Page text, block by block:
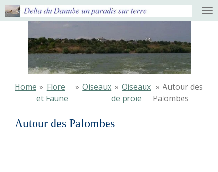
Ga
direct
hoofdinhoud
Home » Flore
et Faune
» Oiseaux » Oiseaux
de proie
» Autour des
Palombes
Autour des Palombes